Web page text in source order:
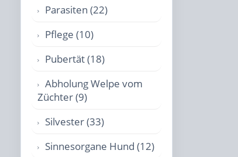
Parasiten (22)
Pflege (10)
Pubertät (18)
Abholung Welpe vom
Züchter (9)
Silvester (33)
Sinnesorgane Hund (12)